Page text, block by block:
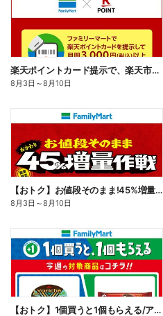
楽天ポイントカード提示で、楽天市場でのお買い物がおトクに!
8月3日 ～8月10日
【おトク】お値段そのまま!45%増量作戦!
8月3日 ～8月10日
【おトク】1個買うと1個もらえる/アイス